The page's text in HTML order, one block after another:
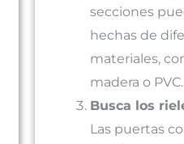
secciones
hechas de
materiales,
madera o PVC.
Busca los
Las puertas